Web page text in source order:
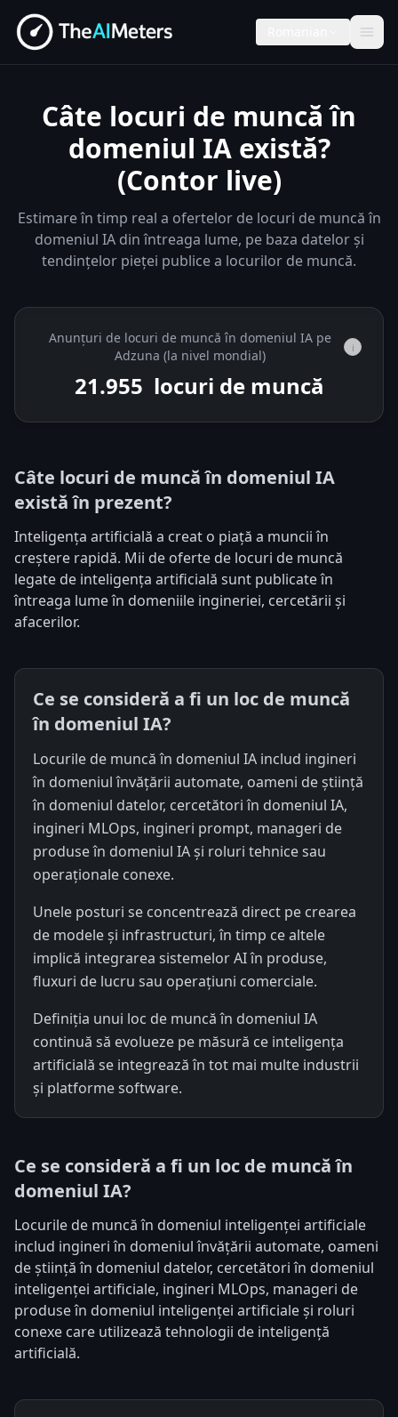
Câte locuri de muncă în
domeniul IA există?
(Contor live)
Estimare în timp real a ofertelor de locuri de muncă în
domeniul IA din întreaga lume, pe baza datelor și
tendințelor pieței publice a locurilor de muncă.
Anunțuri de locuri de muncă în domeniul IA pe
Adzuna (la nivel mondial)
i
21.955 locuri de muncă
Câte locuri de muncă în domeniul IA
există în prezent?
Inteligența artificială a creat o piață a muncii în
creștere rapidă. Mii de oferte de locuri de muncă
legate de inteligența artificială sunt publicate în
întreaga lume în domeniile ingineriei, cercetării și
afacerilor.
Ce se consideră a fi un loc de muncă
în domeniul IA?
Locurile de muncă în domeniul IA includ ingineri
în domeniul învățării automate, oameni de știință
în domeniul datelor, cercetători în domeniul IA,
ingineri MLOps, ingineri prompt, manageri de
produse în domeniul IA și roluri tehnice sau
operaționale conexe.
Unele posturi se concentrează direct pe crearea
de modele și infrastructuri, în timp ce altele
implică integrarea sistemelor AI în produse,
fluxuri de lucru sau operațiuni comerciale.
Definiția unui loc de muncă în domeniul IA
continuă să evolueze pe măsură ce inteligența
artificială se integrează în tot mai multe industrii
și platforme software.
Ce se consideră a fi un loc de muncă în
domeniul IA?
Locurile de muncă în domeniul inteligenței artificiale
includ ingineri în domeniul învățării automate, oameni
de știință în domeniul datelor, cercetători în domeniul
inteligenței artificiale, ingineri MLOps, manageri de
produse în domeniul inteligenței artificiale și roluri
conexe care utilizează tehnologii de inteligență
artificială.